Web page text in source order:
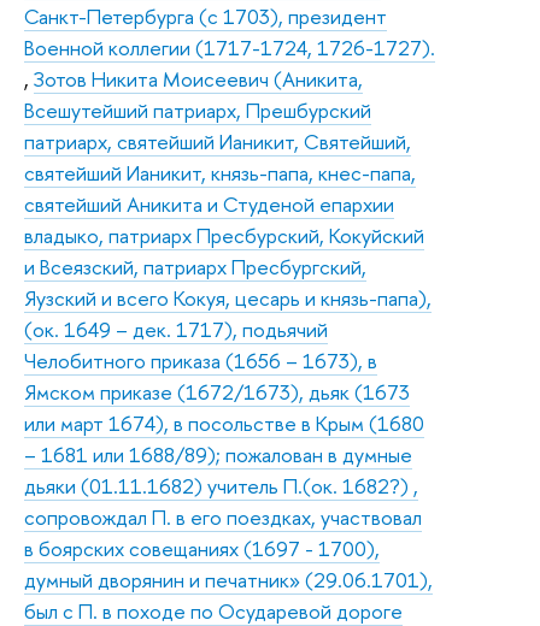
Санкт-Петербурга (с 1703), президент
Военной коллегии (1717-1724, 1726-1727).
, Зотов Никита Моисеевич (Аникита,
Всешутейший патриарх, Прешбурский
патриарх, святейший Ианикит, Святейший,
святейший Ианикит, князь-папа, кнес-папа,
святейший Аникита и Студеной епархии
владыко, патриарх Пресбурский, Кокуйский
и Всеязский, патриарх Пресбургский,
Яузский и всего Кокуя, цесарь и князь-папа),
(ок. 1649 – дек. 1717), подьячий
Челобитного приказа (1656 – 1673), в
Ямском приказе (1672/1673), дьяк (1673
или март 1674), в посольстве в Крым (1680
– 1681 или 1688/89); пожалован в думные
дьяки (01.11.1682) учитель П.(ок. 1682?) ,
сопровождал П. в его поездках, участвовал
в боярских совещаниях (1697 - 1700),
думный дворянин и печатник» (29.06.1701),
был с П. в походе по Осударевой дороге